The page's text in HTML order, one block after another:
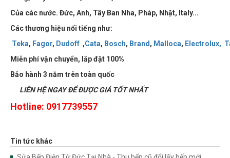
Của các nước. Đức, Anh, Tây Ban Nha, Pháp, Nhật, Italy...
Các thương hiệu nổi tiếng như:
Teka, Fagor, Dudoff ,Cata, Bosch, Brand, Malloca, Electrolux,
Miễn phí vận chuyển, lắp đặt 100%
Bảo hành 3 năm trên toàn quốc
LIÊN HỆ NGAY ĐỂ ĐƯỢC GIÁ TỐT NHẤT
Hotline: 0917739557
Tin tức khác